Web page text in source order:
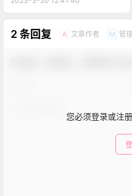
2 条回复 A 文章作者 M 管
您必须登录或注